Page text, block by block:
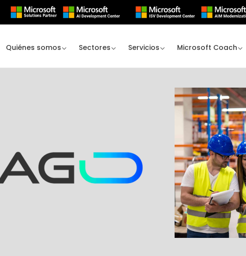
Quiénes somos Sectores Servicios Microsoft Coach